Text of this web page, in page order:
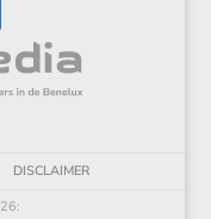
DISCLAIMER